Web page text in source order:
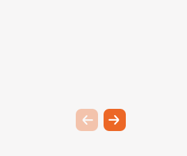
Previous slide
Next slide